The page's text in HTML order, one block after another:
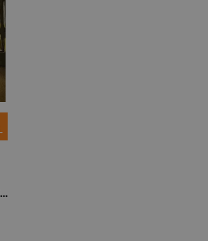
Chłopstwo. Historia bez krawata